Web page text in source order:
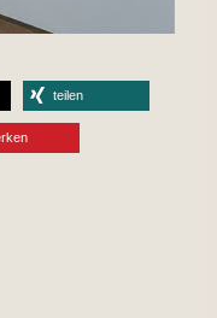
teilen